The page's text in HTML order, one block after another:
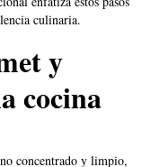
culinaria.
y
cocina
concentrado y limpio,